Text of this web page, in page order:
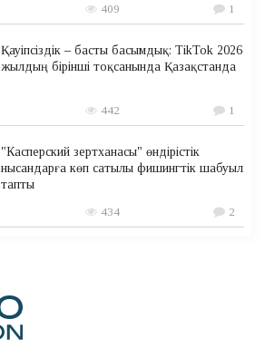
409 1
Қауіпсіздік – басты басымдық: TikTok 2026
жылдың бірінші тоқсанында Қазақстанда
442 1
"Касперский зертханасы" өндірістік
нысандарға көп сатылы фишингтік шабуыл
тапты
434 2